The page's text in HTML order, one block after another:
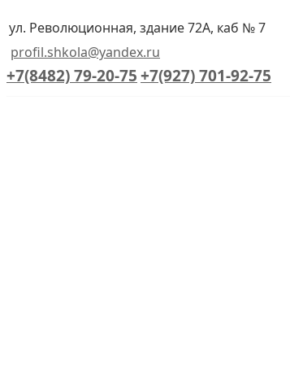
ул. Революционная, здание 72А, каб № 7
profil.shkola@yandex.ru
+7(8482) 79-20-75+7(927) 701-92-75